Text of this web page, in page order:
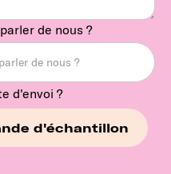
de nous ?
d'envoi ?